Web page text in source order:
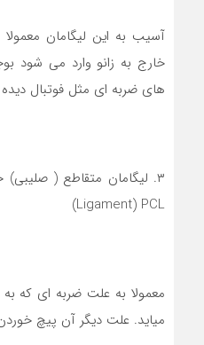
آسیب به این لیگامان
خارج به زانو وارد می شود
های ضربه ای مثل فوتبال
Ligament) PCL)
معمولا به علت ضربه ای که
میاید. علت دیگر آن پیچ